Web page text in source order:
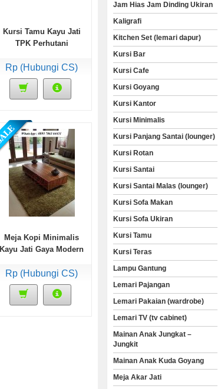
Kursi Tamu Kayu Jati
TPK Perhutani
Rp (Hubungi CS)
Meja Kopi Minimalis
Kayu Jati Gaya Modern
Rp (Hubungi CS)
Jam Hias Jam Dinding Ukiran
Kaligrafi
Kitchen Set (lemari dapur)
Kursi Bar
Kursi Cafe
Kursi Goyang
Kursi Kantor
Kursi Minimalis
Kursi Panjang Santai (lounger)
Kursi Rotan
Kursi Santai
Kursi Santai Malas (lounger)
Kursi Sofa Makan
Kursi Sofa Ukiran
Kursi Tamu
Kursi Teras
Lampu Gantung
Lemari Pajangan
Lemari Pakaian (wardrobe)
Lemari TV (tv cabinet)
Mainan Anak Jungkat –
Jungkit
Mainan Anak Kuda Goyang
Meja Akar Jati